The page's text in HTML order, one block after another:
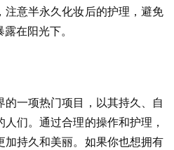
注意半永久化妆后的护理，避免
在阳光下。
一项热门项目，以其持久、自
们。通过合理的操作和护理，
加持久和美丽。如果你也想拥有